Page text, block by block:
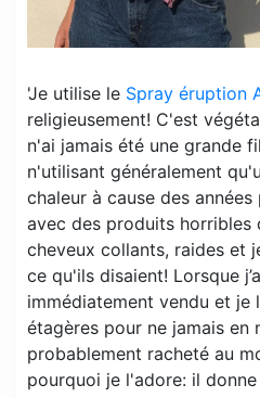
'Je utilise le Spray éruption
religieusement! C'est
n'ai jamais été une grande
n'utilisant généralement
chaleur à cause des
avec des produits horribles
cheveux collants, raides et
ce qu'ils disaient! Lorsque
immédiatement vendu et je
étagères pour ne jamais en
probablement racheté au
pourquoi je l'adore: il